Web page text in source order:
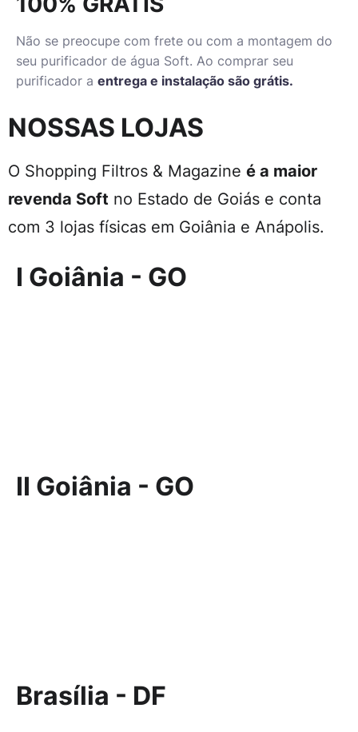
Não se preocupe com frete ou com a montagem do
seu purificador de água Soft. Ao comprar seu
purificador a entrega e instalação são grátis.
NOSSAS LOJAS
O Shopping Filtros & Magazine é a maior
revenda Soft no Estado de Goiás e conta
com 3 lojas físicas em Goiânia e Anápolis.
I Goiânia - GO
II Goiânia - GO
Brasília - DF